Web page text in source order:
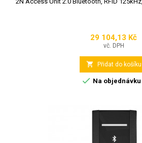
Cena
29 104,13 Kč
vč. DPH
 Přidat do košíku
 Na objednávku